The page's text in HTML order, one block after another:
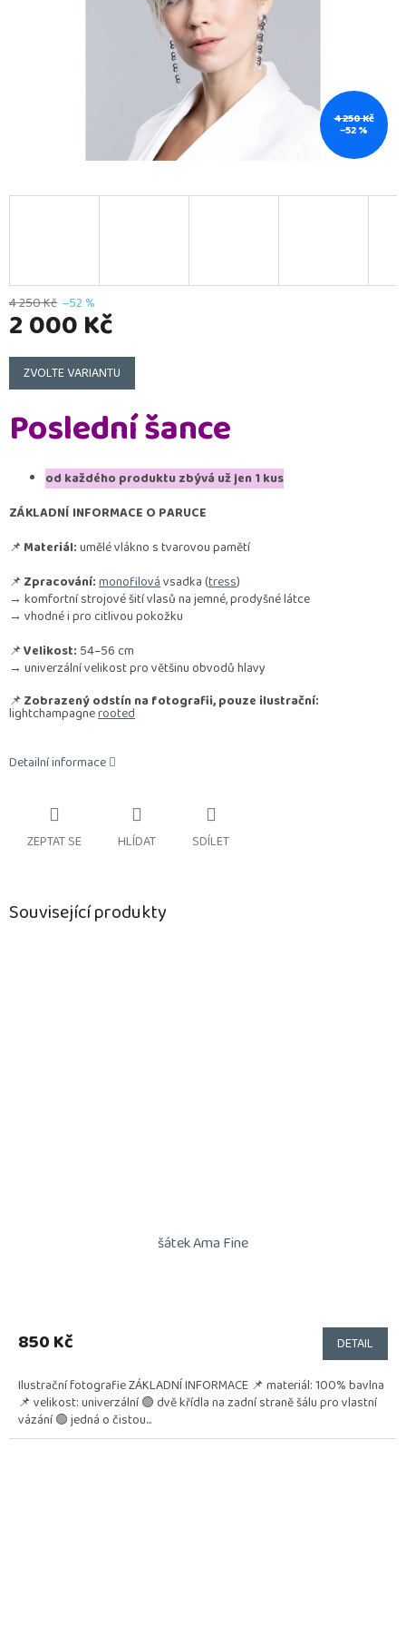
4 250 Kč
–52 %
4 250 Kč –52 %
2 000 Kč
Měrná
cena:
ZVOLTE VARIANTU
Poslední šance
od každého produktu zbývá už jen 1 kus
ZÁKLADNÍ INFORMACE O PARUCE
📌Materiál:umělé vlákno s tvarovou pamětí
📌Zpracování:monofilovávsadka (tress)
→ komfortní strojové šití vlasů na jemné, prodyšné látce
→ vhodné i pro citlivou pokožku
📌Velikost: 54–56 cm
→ univerzální velikost pro většinu obvodů hlavy
📌Zobrazený odstín na fotografii, pouze ilustrační:
lightchampagnerooted
Detailní informace
ZEPTAT SE HLÍDAT SDÍLET
Související produkty
šátek Ama Fine
850 Kč DETAIL
Ilustrační fotografie ZÁKLADNÍ INFORMACE 📌 materiál: 100% bavlna
📌 velikost: univerzální 🟢 dvě křídla na zadní straně šálu pro vlastní
vázání 🟢 jedná o čistou...